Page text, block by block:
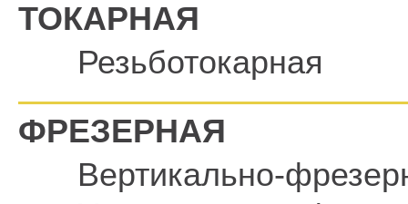
ТОКАРНАЯ
Резьботокарная
ФРЕЗЕРНАЯ
Вертикально-